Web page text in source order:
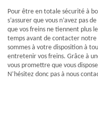
Pour être en totale sécurité à
s’assurer que vous n’avez pas
que vos freins ne tiennent plus
temps avant de contacter notre
sommes à votre disposition à
entretenir vos freins. Grâce à
vous promettre que vous
N’hésitez donc pas à nous